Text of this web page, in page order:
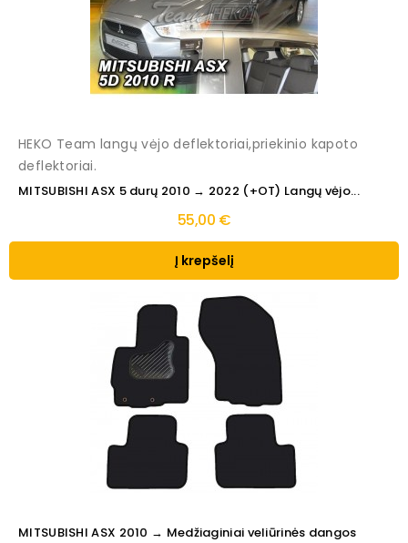
HEKO Team langų vėjo deflektoriai,priekinio kapoto
deflektoriai.
MITSUBISHI ASX 5 durų 2010 → 2022 (+OT) Langų vėjo...
55,00 €
Į krepšelį
MITSUBISHI ASX 2010 → Medžiaginiai veliūrinės dangos